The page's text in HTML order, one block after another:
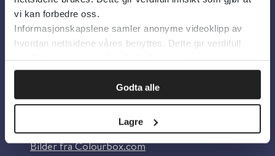
vi kan forbedre oss.
Informasjonskapslene samler anonyme videoklipp av
hvordan nettsidene våres benyttes. Dette gir verdifull
innsikt som gjør at vi kan forbedre oss.
Godta alle
Lagre
Om oss
Om Helsebiblioteket
Personvern og informasjonskapsler
Tilgjengelighetserklæring
Information in English
Bilder fra Colourbox.com